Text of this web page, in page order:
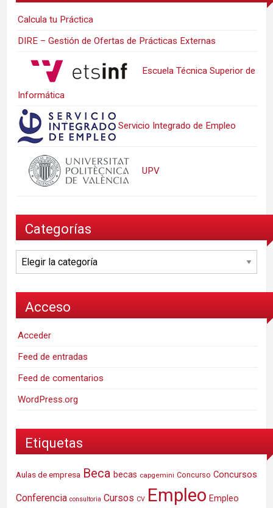
Calcula tu Práctica
DIRE – Gestión de Ofertas de Prácticas Externas
Escuela Técnica Superior de
Informática
Servicio Integrado de Empleo
UPV
Categorías
Categorías
Acceso
Acceder
Feed de entradas
Feed de comentarios
WordPress.org
Etiquetas
Aulas de empresa Beca becas capgemini Concurso Concursos
Conferencia consultoria Cursos CV Empleo Empleo